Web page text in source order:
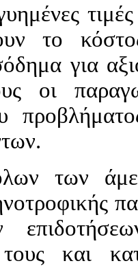
το
για
οι
των
τους και